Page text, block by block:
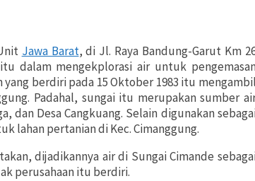
Jawa Barat, di Jl. Raya Bandung-Garut Km
dalam mengekplorasi air untuk
berdiri pada 15 Oktober 1983 itu mengambil
Padahal, sungai itu merupakan sumber
dan Desa Cangkuang. Selain digunakan
lahan pertanian di Kec. Cimanggung.
dijadikannya air di Sungai Cimande
perusahaan itu berdiri.